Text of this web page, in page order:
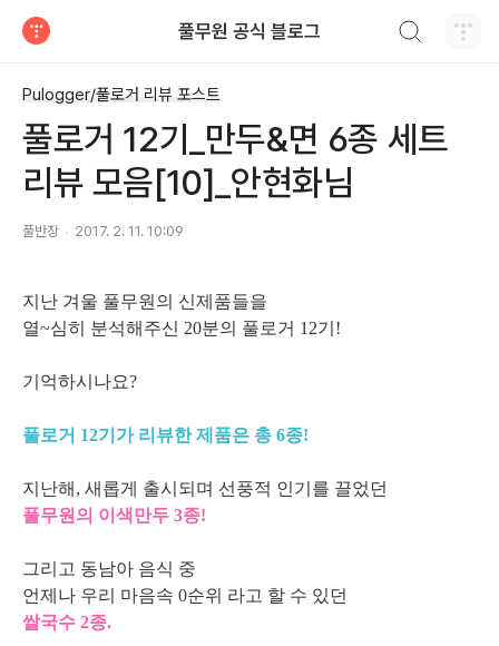
풀무원 공식 블로그
Pulogger/풀로거 리뷰 포스트
풀로거 12기_만두&면 6종 세트
리뷰 모음[10]_안현화님
풀반장 2017. 2. 11. 10:09
지난 겨울 풀무원의 신제품들을
열~심히 분석해주신 20분의 풀로거 12기!
기억하시나요?
풀로거 12기가 리뷰한 제품은 총 6종!
지난해, 새롭게 출시되며 선풍적 인기를 끌었던
풀무원의 이색만두 3종!
그리고 동남아 음식 중
언제나 우리 마음속 0순위 라고 할 수 있던
쌀국수 2종.